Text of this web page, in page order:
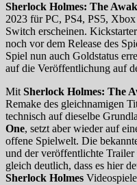
Sherlock Holmes: The
2023 für PC, PS4, PS5,
Switch erscheinen.
noch vor dem Release des
Spiel nun auch Goldstatus
auf die Veröffentlichung auf
Mit Sherlock Holmes: The
Remake des gleichnamigen
technisch auf dieselbe
One, setzt aber wieder auf
offene Spielwelt. Die
und der veröffentlichte Trailer
gleich deutlich, dass es hier
Sherlock Holmes